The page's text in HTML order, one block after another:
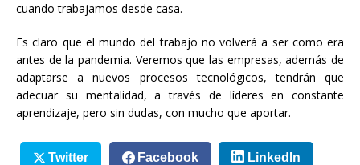
cuando trabajamos desde casa.
Es claro que el mundo del trabajo no volverá a ser como era
antes de la pandemia. Veremos que las empresas, además de
adaptarse a nuevos procesos tecnológicos, tendrán que
adecuar su mentalidad, a través de líderes en constante
aprendizaje, pero sin dudas, con mucho que aportar.
Twitter Facebook LinkedIn